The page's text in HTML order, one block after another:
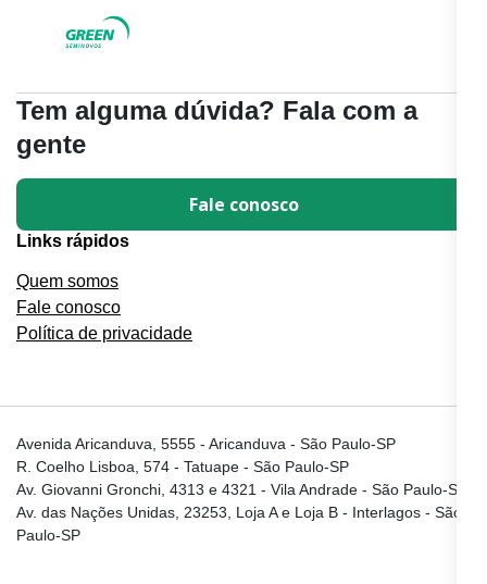
Tem alguma dúvida? Fala com a
gente
Fale conosco
Links rápidos
Quem somos
Fale conosco
Política de privacidade
Avenida Aricanduva, 5555 - Aricanduva - São Paulo-SP
R. Coelho Lisboa, 574 - Tatuape - São Paulo-SP
Av. Giovanni Gronchi, 4313 e 4321 - Vila Andrade - São Paulo-SP
Av. das Nações Unidas, 23253, Loja A e Loja B - Interlagos - São
Paulo-SP